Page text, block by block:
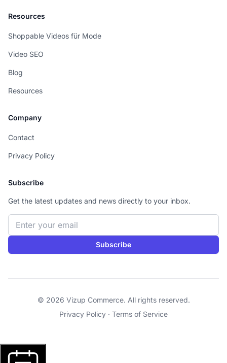
Resources
Shoppable Videos für Mode
Video SEO
Blog
Resources
Company
Contact
Privacy Policy
Subscribe
Get the latest updates and news directly to your inbox.
Email address
Subscribe
© 2026 Vizup Commerce. All rights reserved.
Privacy Policy · Terms of Service